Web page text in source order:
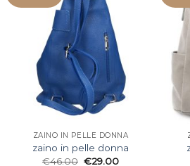
ZAINO IN PELLE DONNA
zaino in pelle donna
€46.00 €29.00